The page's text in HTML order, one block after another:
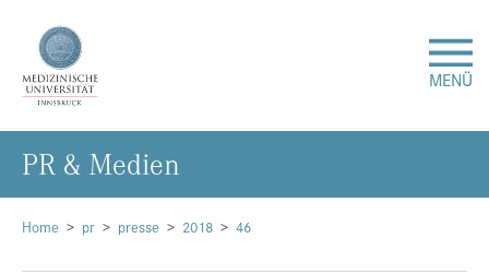
MENÜ
Forschung
Studium & Lehre
Home pr presse 2018 46
PR & Me­di­en